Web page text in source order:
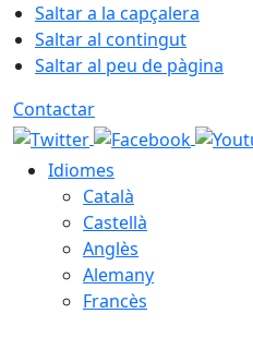
Saltar a la capçalera
Saltar al contingut
Saltar al peu de pàgina
Contactar
Idiomes
Català
Castellà
Anglès
Alemany
Francès